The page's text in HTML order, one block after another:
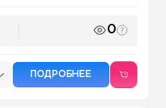
0
ПОДРОБНЕЕ